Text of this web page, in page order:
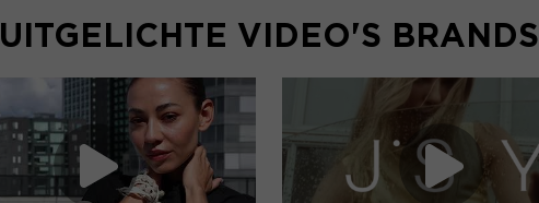
UITGELICHTE VIDEO'S BRANDS